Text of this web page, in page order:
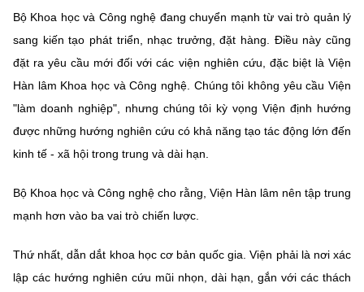
Bộ Khoa học và Công nghệ đang chuyển mạnh từ vai trò quản lý
sang kiến tạo phát triển, nhạc trưởng, đặt hàng. Điều này cũng
đặt ra yêu cầu mới đối với các viện nghiên cứu, đặc biệt là Viện
Hàn lâm Khoa học và Công nghệ. Chúng tôi không yêu cầu Viện
"làm doanh nghiệp", nhưng chúng tôi kỳ vọng Viện định hướng
được những hướng nghiên cứu có khả năng tạo tác động lớn đến
kinh tế - xã hội trong trung và dài hạn.
Bộ Khoa học và Công nghệ cho rằng, Viện Hàn lâm nên tập trung
mạnh hơn vào ba vai trò chiến lược.
Thứ nhất, dẫn dắt khoa học cơ bản quốc gia. Viện phải là nơi xác
lập các hướng nghiên cứu mũi nhọn, dài hạn, gắn với các thách